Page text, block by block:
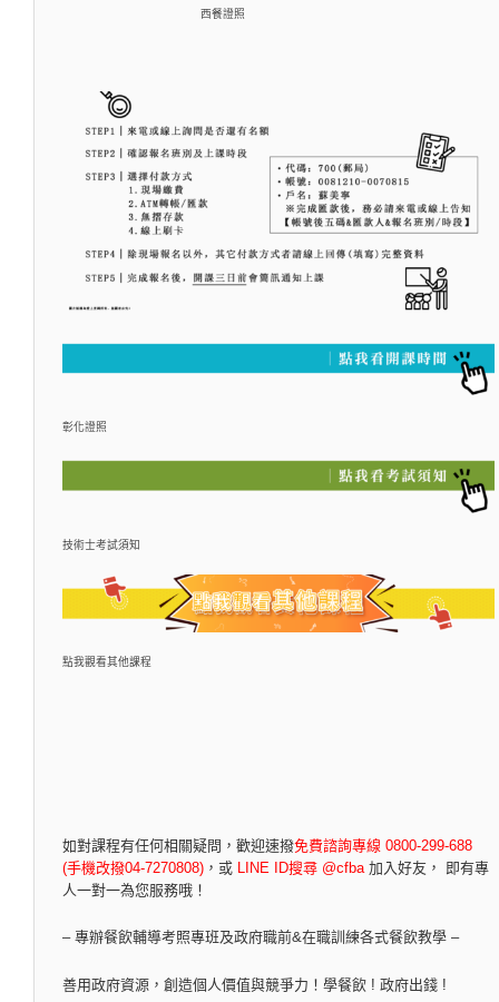
西餐證照
彰化證照
技術士考試須知
點我觀看其他課程
如對課程有任何相關疑問， 歡迎速撥免費諮詢專線 0800-299-688
(手機改撥04-7270808) ， 或 LINE ID搜尋 @cfba 加入好友， 即有專
人一對一為您服務哦！
– 專辦餐飲輔導考照專班及政府職前&在職訓練各式餐飲教學 –
善用政府資源，創造個人價值與競爭力！學餐飲 ! 政府出錢 !